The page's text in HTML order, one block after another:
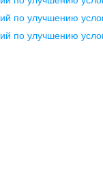
по улучшению
по улучшению